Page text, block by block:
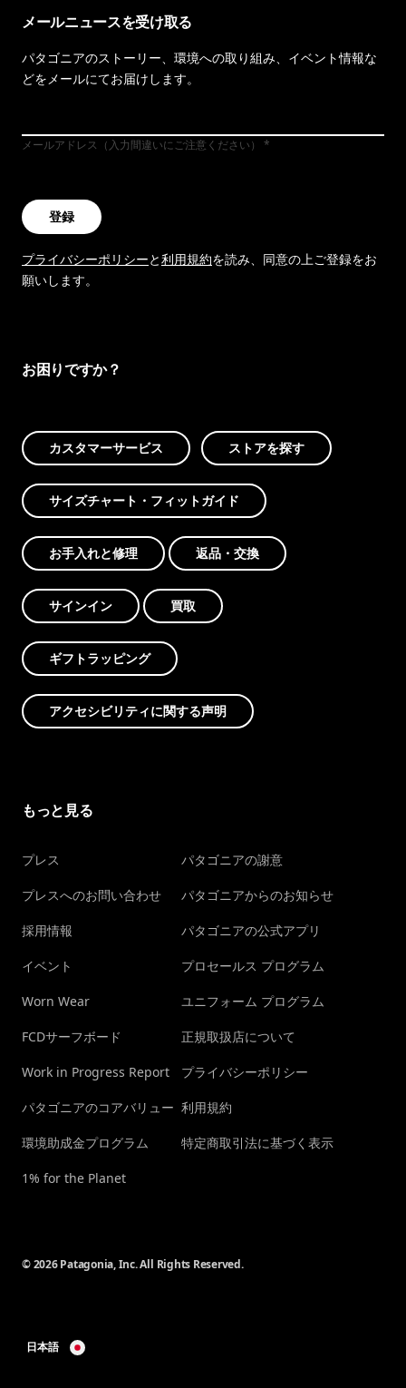
メールニュースを受け取る
パタゴニアのストーリー、環境への取り組み、イベント情報な
どをメールにてお届けします。
メールアドレス（入力間違いにご注意ください）
登録
プライバシーポリシーと利用規約を読み、同意の上ご登録をお
願いします。
お困りですか？
カスタマーサービス ストアを探す
サイズチャート・フィットガイド
お手入れと修理 返品・交換
サインイン 買取
ギフトラッピング
アクセシビリティに関する声明
もっと見る
プレス
プレスへのお問い合わせ
採用情報
イベント
Worn Wear
FCDサーフボード
Work in Progress Report
パタゴニアのコアバリュー
環境助成金プログラム
1% for the Planet
パタゴニアの謝意
パタゴニアからのお知らせ
パタゴニアの公式アプリ
プロセールス プログラム
ユニフォーム プログラム
正規取扱店について
プライバシーポリシー
利用規約
特定商取引法に基づく表示
© 2026 Patagonia, Inc. All Rights Reserved.
日本語